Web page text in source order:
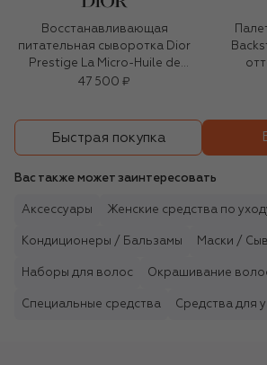
Восстанавливающая
питательная сыворотка Dior
Prestige La Micro-Huile de
Rose (50ml)
47 500 ₽
Быстрая покупка
Вас также может заинтересовать
Аксессуары Женские средства по
Кондиционеры / Бальзамы Маски /
Наборы для волос Окрашивание
Специальные средства Средства для